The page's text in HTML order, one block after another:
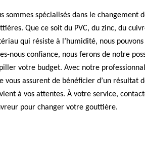
sommes spécialisés dans le changement
Que ce soit du PVC, du zinc, du
qui résiste à l’humidité, nous
nous confiance, nous ferons de notre
votre budget. Avec notre
vous assurent de bénéficier d’un résultat
à vos attentes. À votre service,
pour changer votre gouttière.